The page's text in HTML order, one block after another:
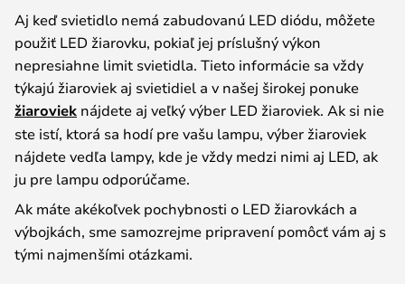
Aj keď svietidlo nemá zabudovanú LED diódu, môžete
použiť LED žiarovku, pokiaľ jej príslušný výkon
nepresiahne limit svietidla. Tieto informácie sa vždy
týkajú žiaroviek aj svietidiel a v našej širokej ponuke
žiaroviek nájdete aj veľký výber LED žiaroviek. Ak si nie
ste istí, ktorá sa hodí pre vašu lampu, výber žiaroviek
nájdete vedľa lampy, kde je vždy medzi nimi aj LED, ak
ju pre lampu odporúčame.
Ak máte akékoľvek pochybnosti o LED žiarovkách a
výbojkách, sme samozrejme pripravení pomôcť vám aj s
tými najmenšími otázkami.